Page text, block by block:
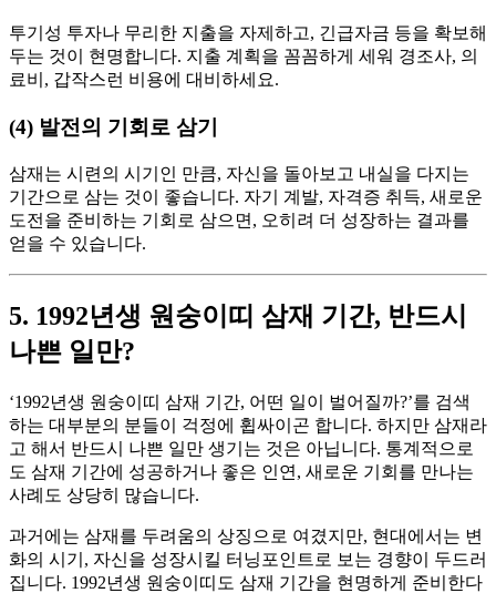
투기성 투자나 무리한 지출을 자제하고, 긴급자금 등을 확보해
두는 것이 현명합니다. 지출 계획을 꼼꼼하게 세워 경조사, 의
료비, 갑작스런 비용에 대비하세요.
(4) 발전의 기회로 삼기
삼재는 시련의 시기인 만큼, 자신을 돌아보고 내실을 다지는
기간으로 삼는 것이 좋습니다. 자기 계발, 자격증 취득, 새로운
도전을 준비하는 기회로 삼으면, 오히려 더 성장하는 결과를
얻을 수 있습니다.
5. 1992년생 원숭이띠 삼재 기간, 반드시
나쁜 일만?
‘1992년생 원숭이띠 삼재 기간, 어떤 일이 벌어질까?’를 검색
하는 대부분의 분들이 걱정에 휩싸이곤 합니다. 하지만 삼재라
고 해서 반드시 나쁜 일만 생기는 것은 아닙니다. 통계적으로
도 삼재 기간에 성공하거나 좋은 인연, 새로운 기회를 만나는
사례도 상당히 많습니다.
과거에는 삼재를 두려움의 상징으로 여겼지만, 현대에서는 변
화의 시기, 자신을 성장시킬 터닝포인트로 보는 경향이 두드러
집니다. 1992년생 원숭이띠도 삼재 기간을 현명하게 준비한다